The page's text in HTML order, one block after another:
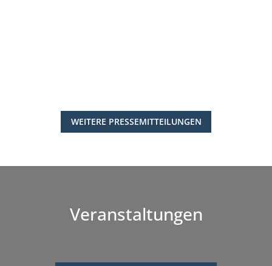
WEITERE PRESSEMITTEILUNGEN
Veranstaltungen